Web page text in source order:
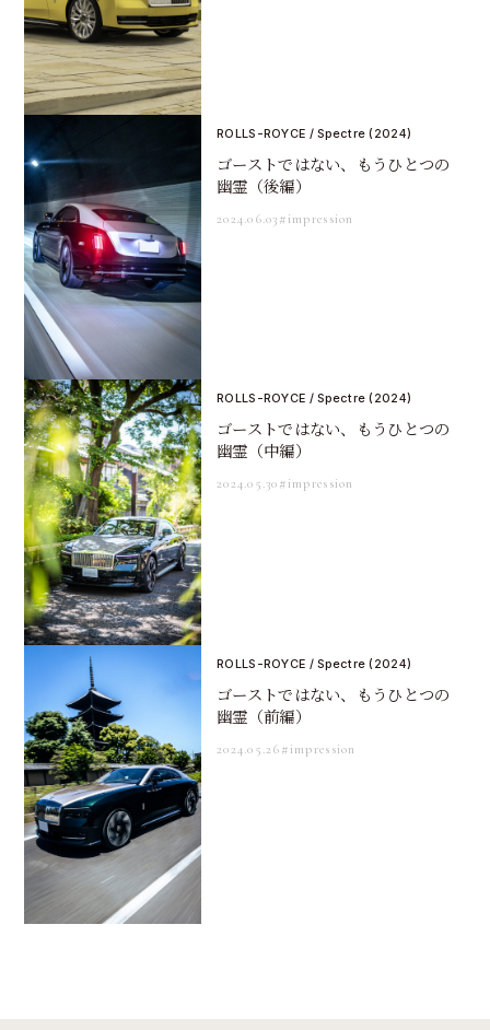
ROLLS-ROYCE / Spectre (2024)
ゴーストではない、もうひとつの
幽霊（後編）
2024.06.03#impression
ROLLS-ROYCE / Spectre (2024)
ゴーストではない、もうひとつの
幽霊（中編）
2024.05.30#impression
ROLLS-ROYCE / Spectre (2024)
ゴーストではない、もうひとつの
幽霊（前編）
2024.05.26#impression